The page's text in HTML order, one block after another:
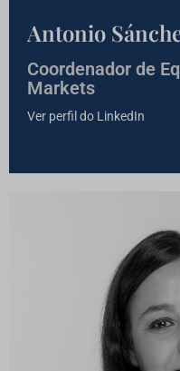
Antonio
Coordenador de
Markets
Ver perfil do LinkedIn